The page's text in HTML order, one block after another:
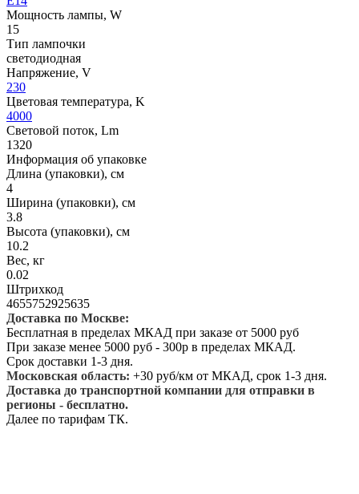
Мощность лампы, W
15
Тип лампочки
светодиодная
Напряжение, V
230
Цветовая температура, K
4000
Световой поток, Lm
1320
Информация об упаковке
Длина (упаковки), см
4
Ширина (упаковки), см
3.8
Высота (упаковки), см
10.2
Вес, кг
0.02
Штрихкод
4655752925635
Доставка по Москве:
Бесплатная в пределах МКАД при заказе от 5000 руб
При заказе менее 5000 руб - 300р в пределах МКАД.
Срок доставки 1-3 дня.
Московская область: +30 руб/км от МКАД, срок 1-3 дня.
Доставка до транспортной компании для отправки в
регионы - бесплатно.
Далее по тарифам ТК.